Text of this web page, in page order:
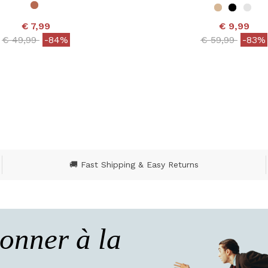
€ 7,99
Price reduced from
€ 49,99to-84%
€ 9,99
Price reduced
€ 59,99to-83%
🚚 Fast Shipping & Easy Returns
à la